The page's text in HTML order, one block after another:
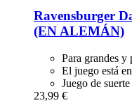
Ravensburger
(EN ALEMÁN)
Para grandes y
El juego está
Juego de
23,99 €